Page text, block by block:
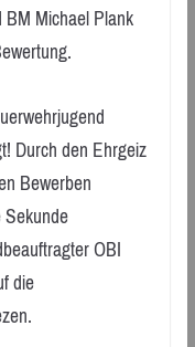
Michael Plank
Durch den Ehrgeiz
Bewerben
OBI
die